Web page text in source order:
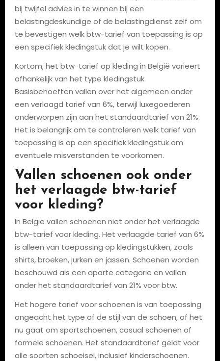
bij twijfel advies in te winnen bij een
belastingdeskundige of de belastingdienst zelf om
te bevestigen welk btw-tarief van toepassing is op
een specifiek kledingstuk dat je wilt kopen.
Kortom, het btw-tarief op kleding in België varieert
afhankelijk van het type kledingstuk.
Basisbehoeften vallen over het algemeen onder
een verlaagd tarief van 6%, terwijl luxegoederen
onderworpen zijn aan het standaardtarief van 21%.
Het is belangrijk om te controleren welk tarief van
toepassing is op een specifiek kledingstuk om
eventuele misverstanden te voorkomen.
Vallen schoenen ook onder
het verlaagde btw-tarief
voor kleding?
In België vallen schoenen niet onder het verlaagde
btw-tarief voor kleding. Het verlaagde tarief van 6%
is alleen van toepassing op kledingstukken, zoals
shirts, broeken, jurken en jassen. Schoenen worden
beschouwd als een aparte categorie en vallen
onder het standaardtarief van 21% voor btw.
Het hogere tarief voor schoenen is van toepassing
ongeacht het type of de stijl van de schoen, of het
nu gaat om sportschoenen, casual schoenen of
formele schoenen. Het standaardtarief geldt voor
alle soorten schoeisel, inclusief kinderschoenen.